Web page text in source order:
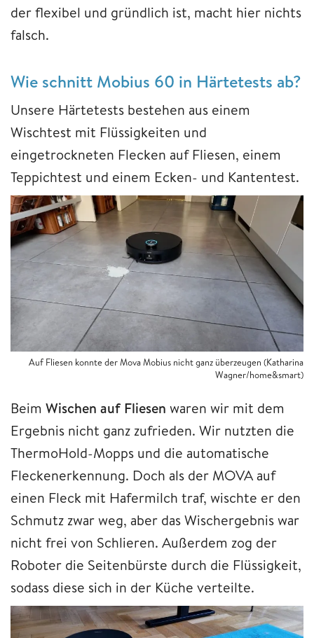
der flexibel und gründlich ist, macht hier nichts
falsch.
Wie schnitt Mobius 60 in Härtetests ab?
Unsere Härtetests bestehen aus einem
Wischtest mit Flüssigkeiten und
eingetrockneten Flecken auf Fliesen, einem
Teppichtest und einem Ecken- und Kantentest.
Auf Fliesen konnte der Mova Mobius nicht ganz überzeugen (Katharina
Wagner/home&smart)
Beim Wischen auf Fliesen waren wir mit dem
Ergebnis nicht ganz zufrieden. Wir nutzten die
ThermoHold-Mopps und die automatische
Fleckenerkennung. Doch als der MOVA auf
einen Fleck mit Hafermilch traf, wischte er den
Schmutz zwar weg, aber das Wischergebnis war
nicht frei von Schlieren. Außerdem zog der
Roboter die Seitenbürste durch die Flüssigkeit,
sodass diese sich in der Küche verteilte.